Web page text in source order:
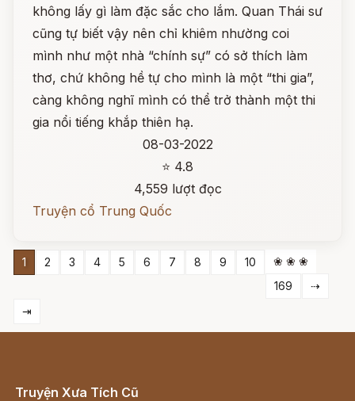
không lấy gì làm đặc sắc cho lắm. Quan Thái sư
cũng tự biết vậy nên chỉ khiêm nhường coi
mình như một nhà “chính sự” có sở thích làm
thơ, chứ không hề tự cho mình là một “thi gia”,
càng không nghĩ mình có thể trở thành một thi
gia nổi tiếng khắp thiên hạ.
08-03-2022
⭐ 4.8
4,559 lượt đọc
Truyện cổ Trung Quốc
1 2 3 4 5 6 7 8 9 10
❀ ❀ ❀
169
⇢
⇥
Truyện Xưa Tích Cũ